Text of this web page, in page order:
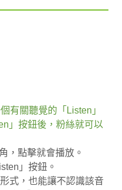
有關聽覺的「Listen」
」按鈕後，粉絲就可以
，點擊就會播放。
」按鈕。
式，也能讓不認識該音